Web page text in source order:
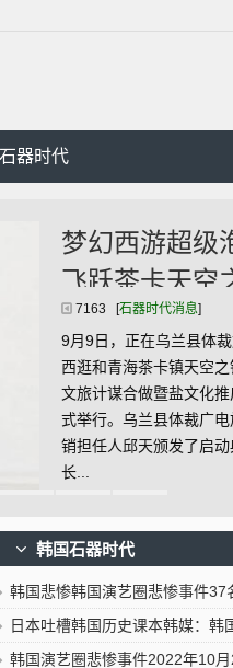
器时代
热气球真“飘了”破
！天空石器官网
电局相关带领的见证下，网难
区配合举办的——网难梦幻西逛
典礼，正在景区的天空之镜广场
副局长安小存，以及梦幻西逛IP
演讲。乌兰县体裁旅逛广电局
韩国石器时代
韩国悲惨韩国演艺圈悲惨事件37名女星遭潜规则109G不雅
日本吐槽韩国历史课本韩媒：韩国抗议日本篡改历史
韩国演艺圈悲惨事件2022年10月